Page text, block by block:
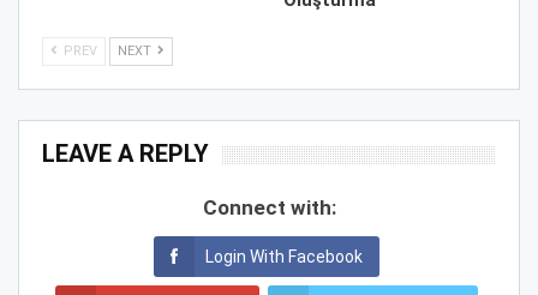
PREV NEXT
LEAVE A REPLY
Connect with:
Login With Facebook